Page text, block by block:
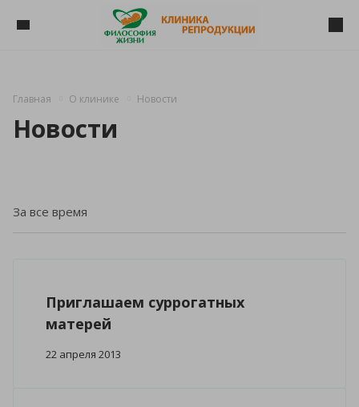
Главная О клинике Новости
Новости
Приглашаем суррогатных
матерей
22 апреля 2013